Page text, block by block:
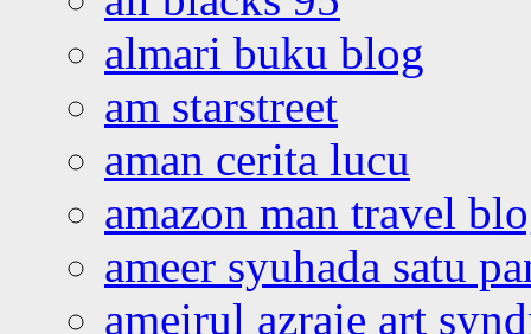
almari buku blog
am starstreet
aman cerita lucu
amazon man travel
ameer syuhada satu
ameirul azraie art